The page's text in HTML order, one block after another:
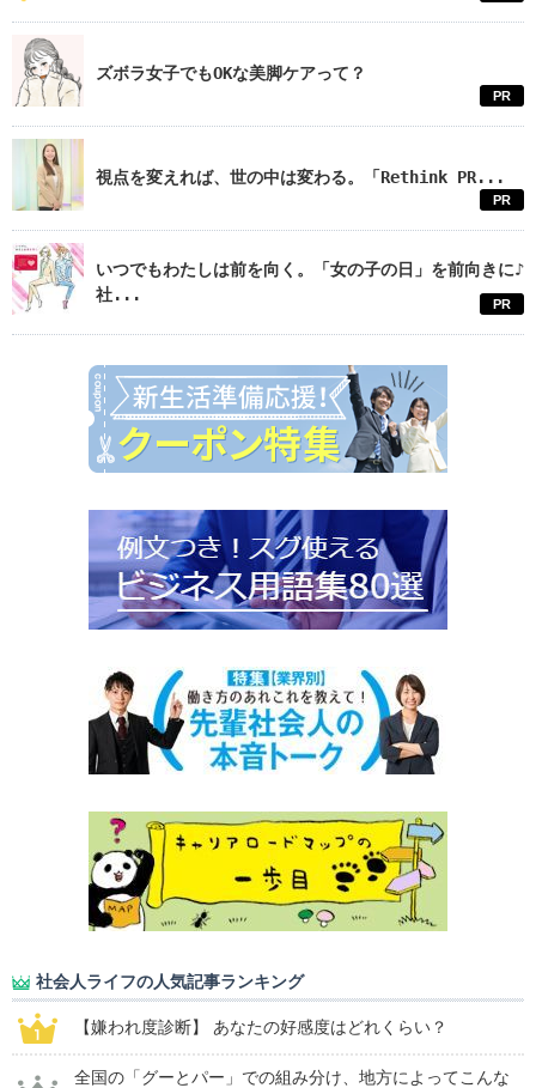
ズボラ女子でもOKな美脚ケアって？
PR
視点を変えれば、世の中は変わる。「Rethink PR...
PR
いつでもわたしは前を向く。「女の子の日」を前向きに♪
社...
PR
社会人ライフの人気記事ランキング
【嫌われ度診断】 あなたの好感度はどれくらい？
全国の「グーとパー」での組み分け、地方によってこんな